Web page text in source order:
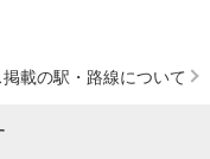
載の駅・路線について